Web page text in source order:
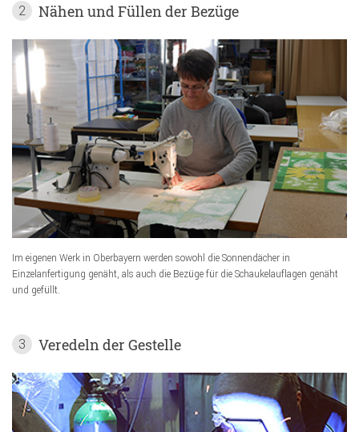
2 Nähen und Füllen der Bezüge
Im eigenen Werk in Oberbayern werden sowohl die Sonnendächer in
Einzelanfertigung genäht, als auch die Bezüge für die Schaukelauflagen genäht
und gefüllt.
3 Veredeln der Gestelle